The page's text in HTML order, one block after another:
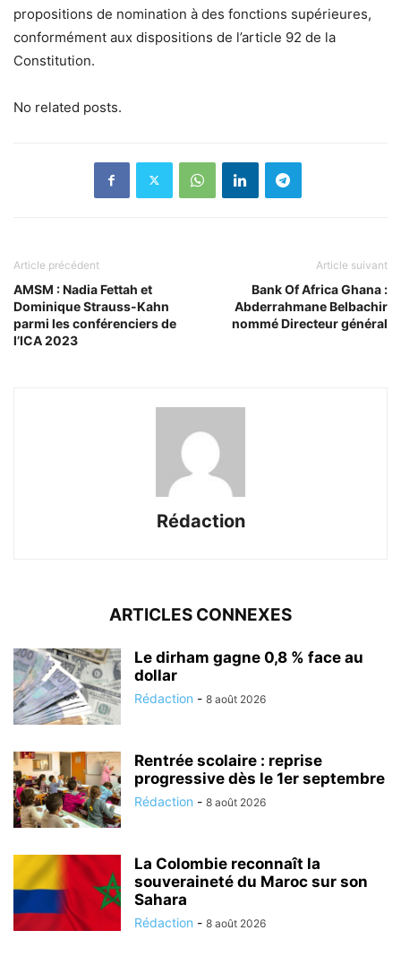
propositions de nomination à des fonctions supérieures,
conformément aux dispositions de l’article 92 de la
Constitution.
No related posts.
Article précédent
AMSM : Nadia Fettah et
Dominique Strauss-Kahn
parmi les conférenciers de
l’ICA 2023
Article suivant
Bank Of Africa Ghana :
Abderrahmane Belbachir
nommé Directeur général
Rédaction
ARTICLES CONNEXES
Le dirham gagne 0,8 % face au
dollar
Rédaction - 8 août 2026
Rentrée scolaire : reprise
progressive dès le 1er septembre
Rédaction - 8 août 2026
La Colombie reconnaît la
souveraineté du Maroc sur son
Sahara
Rédaction - 8 août 2026